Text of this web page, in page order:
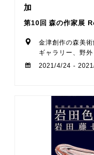
加
第10回 森の作家展
金津創作の森美
ギャラリー、野外
2021/4/24 -